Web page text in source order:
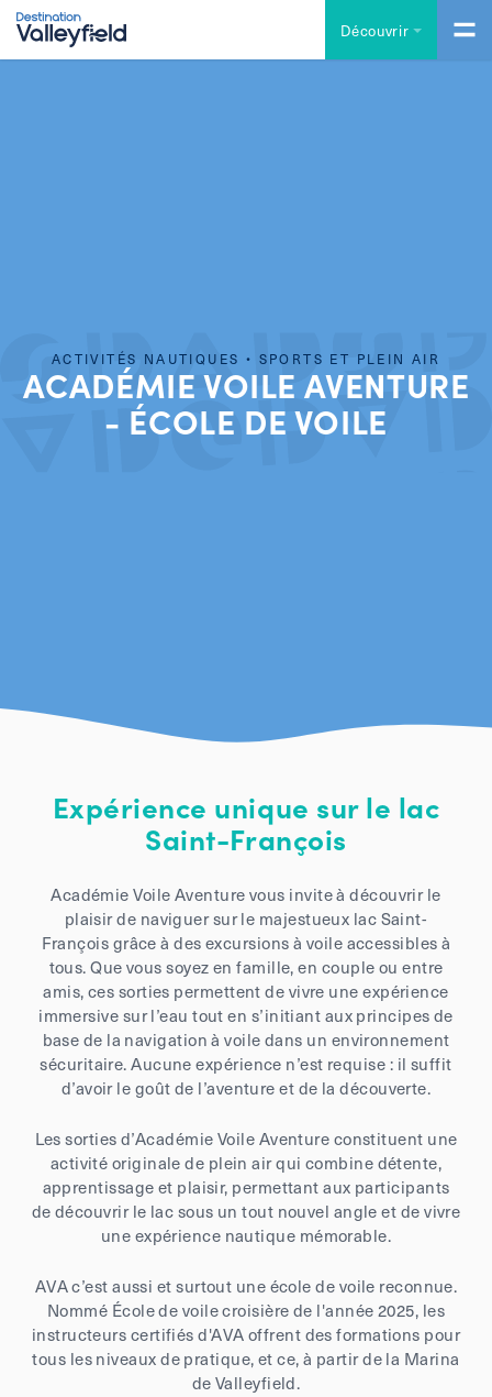
Accéder au contenu principal
Découvrir
ACTIVITÉS NAUTIQUES • SPORTS ET PLEIN AIR
ACADÉMIE VOILE AVENTURE
- ÉCOLE DE VOILE
Expérience unique sur le lac
Saint-François
Académie Voile Aventure vous invite à découvrir le
plaisir de naviguer sur le majestueux lac Saint-
François grâce à des excursions à voile accessibles à
tous. Que vous soyez en famille, en couple ou entre
amis, ces sorties permettent de vivre une expérience
immersive sur l’eau tout en s’initiant aux principes de
base de la navigation à voile dans un environnement
sécuritaire. Aucune expérience n’est requise : il suffit
d’avoir le goût de l’aventure et de la découverte.
Les sorties d’Académie Voile Aventure constituent une
activité originale de plein air qui combine détente,
apprentissage et plaisir, permettant aux participants
de découvrir le lac sous un tout nouvel angle et de vivre
une expérience nautique mémorable.
AVA c’est aussi et surtout une école de voile reconnue.
Nommé École de voile croisière de l'année 2025, les
instructeurs certifiés d'AVA offrent des formations pour
tous les niveaux de pratique, et ce, à partir de la Marina
de Valleyfield.